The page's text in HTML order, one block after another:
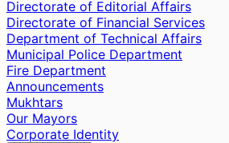
Directorate of Editorial Affairs
Directorate of Financial Services
Department of Technical Affairs
Municipal Police Department
Fire Department
Announcements
Mukhtars
Our Mayors
Corporate Identity